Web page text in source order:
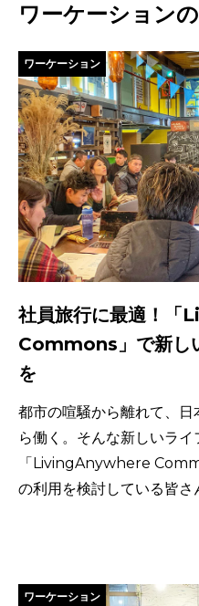
ワーケーション
ワーケーション
社員旅行に最適！
Commons」で新し
を
都市の喧騒から離れて、
ら働く。そんな新しいラ
「LivingAnywhere
の利用を検討している皆さ
ワーケーション